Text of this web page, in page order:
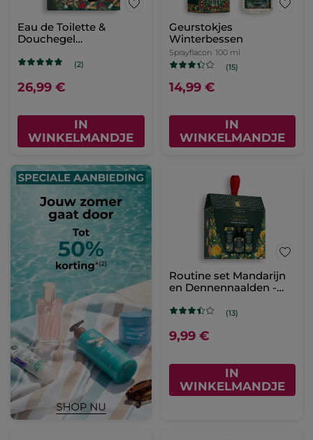
Eau de Toilette &
Douchegel
Cadeauset
(2)
26,99 €
IN
WINKELMANDJE
Geurstokjes
Winterbessen
Sprayflacon 100 ml
(15)
14,99 €
IN
WINKELMANDJE
Routine set Mandarijn
en Dennennaalden -
(13)
9,99 €
IN
WINKELMANDJE